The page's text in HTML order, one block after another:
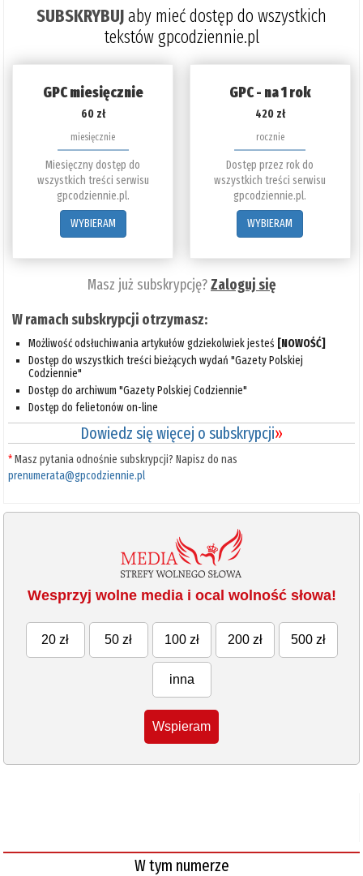
SUBSKRYBUJaby mieć dostęp do wszystkich
tekstów gpcodziennie.pl
GPC miesięcznie
60 zł
miesięcznie
Miesięczny dostęp do
wszystkich treści serwisu
gpcodziennie.pl.
WYBIERAM
GPC - na 1 rok
420 zł
rocznie
Dostęp przez rok do
wszystkich treści serwisu
gpcodziennie.pl.
WYBIERAM
Masz już subskrypcję?Zaloguj się
W ramach subskrypcji otrzymasz:
Możliwość odsłuchiwania artykułów gdziekolwiek jesteś [NOWOŚĆ]
Dostęp do wszystkich treści bieżących wydań "Gazety Polskiej
Codziennie"
Dostęp do archiwum "Gazety Polskiej Codziennie"
Dostęp do felietonów on-line
Dowiedz się więcej o subskrypcji»
*Masz pytania odnośnie subskrypcji? Napisz do nas
prenumerata@gpcodziennie.pl
Wesprzyj wolne media i ocal wolność słowa!
20 zł 50 zł 100 zł 200 zł 500 zł
inna
Wspieram
W tym numerze